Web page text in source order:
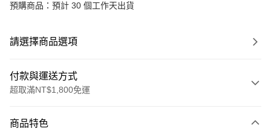
預購商品：預計 30 個工作天出貨
請選擇商品選項
付款與運送方式
超取滿NT$1,800免運
信用卡一次付款
商品特色